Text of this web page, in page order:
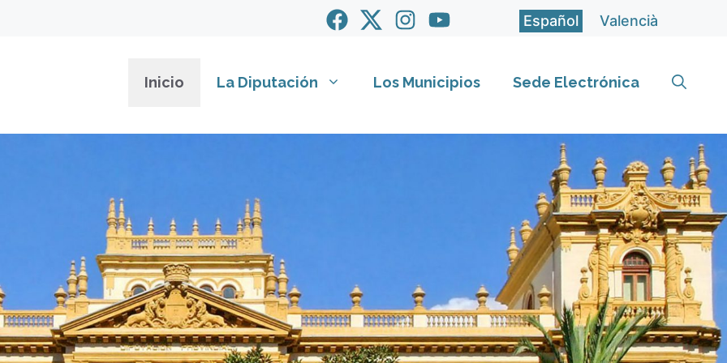
Español Valencià
Inicio La Diputación Los Municipios Sede Electrónica